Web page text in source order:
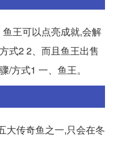
王可以点亮成就,会解
式2 2、而且鱼王出售
/方式1 一、鱼王。
大传奇鱼之一,只会在冬